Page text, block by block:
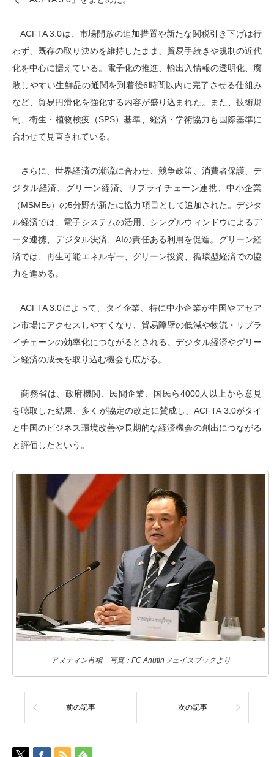
ACFTA 3.0は、市場開放の追加措置や新たな関税引き下げは行
わず、既存の取り決めを維持したまま、貿易手続きや規制の近代
化を中心に据えている。電子化の推進、輸出入情報の透明化、腐
敗しやすい生鮮品の通関を到着後6時間以内に完了させる仕組み
など、貿易円滑化を強化する内容が盛り込まれた。また、技術規
制、衛生・植物検疫（SPS）基準、経済・学術協力も国際基準に
合わせて見直されている。
さらに、世界経済の潮流に合わせ、競争政策、消費者保護、デ
ジタル経済、グリーン経済、サプライチェーン連携、中小企業
（MSMEs）の5分野が新たに協力項目として追加された。デジタ
ル経済では、電子システムの活用、シングルウィンドウによるデ
ータ連携、デジタル決済、AIの責任ある利用を促進。グリーン経
済では、再生可能エネルギー、グリーン投資、循環型経済での協
力を進める。
ACFTA 3.0によって、タイ企業、特に中小企業が中国やアセア
ン市場にアクセスしやすくなり、貿易障壁の低減や物流・サプラ
イチェーンの効率化につながるとされる。デジタル経済やグリー
ン経済の成長を取り込む機会も広がる。
商務省は、政府機関、民間企業、国民ら4000人以上から意見
を聴取した結果、多くが協定の改定に賛成し、ACFTA 3.0がタイ
と中国のビジネス環境改善や長期的な経済機会の創出につながる
と評価したという。
アヌティン首相 写真：FC Anutinフェイスブックより
前の記事 次の記事